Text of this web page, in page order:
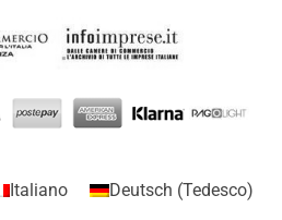
Italiano Deutsch (Tedesco)